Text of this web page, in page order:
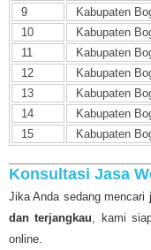
9
Kabupaten
10
Kabupaten
11
Kabupaten
12
Kabupaten
13
Kabupaten
14
Kabupaten
15
Kabupaten
Konsultasi Jasa
Jika Anda sedang mencari
dan terjangkau, kami
online.